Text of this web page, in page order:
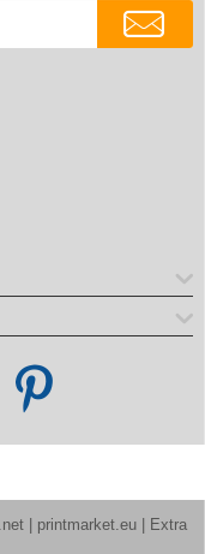
| printmarket.eu | Extra